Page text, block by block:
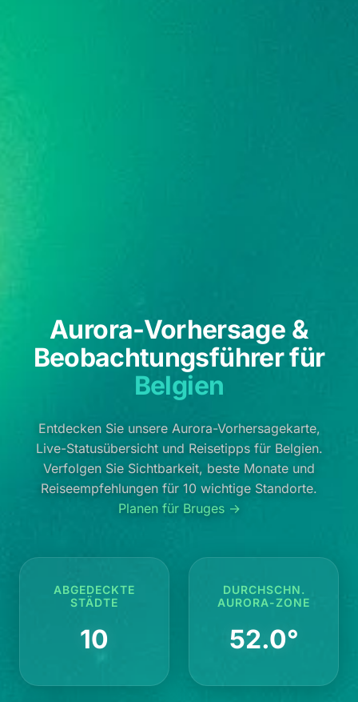
Aurora-Vorhersage &
Beobachtungsführer für
Belgien
Entdecken Sie unsere Aurora-Vorhersagekarte,
Live-Statusübersicht und Reisetipps für Belgien.
Verfolgen Sie Sichtbarkeit, beste Monate und
Reiseempfehlungen für 10 wichtige Standorte.
Planen für Bruges →
ABGEDECKTE
STÄDTE
10
DURCHSCHN.
AURORA-ZONE
52.0°